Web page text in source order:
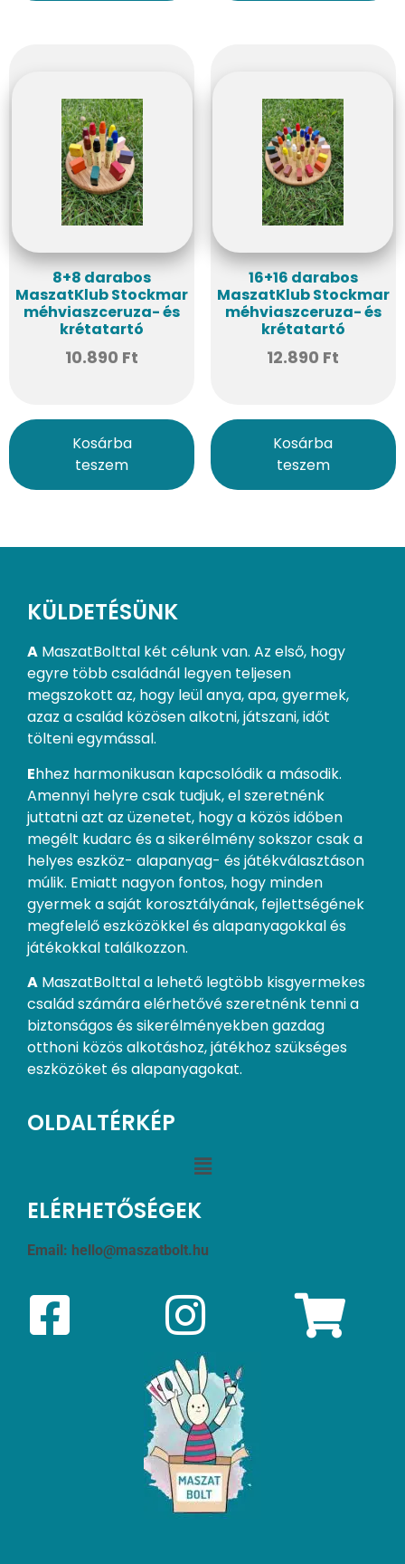
8+8 darabos
MaszatKlub Stockmar
méhviaszceruza- és
krétatartó
10.890 Ft
Kosárba
teszem
16+16 darabos
MaszatKlub Stockmar
méhviaszceruza- és
krétatartó
12.890 Ft
Kosárba
teszem
KÜLDETÉSÜNK
A MaszatBolttal két célunk van. Az első, hogy
egyre több családnál legyen teljesen
megszokott az, hogy leül anya, apa, gyermek,
azaz a család közösen alkotni, játszani, időt
tölteni egymással.
Ehhez harmonikusan kapcsolódik a második.
Amennyi helyre csak tudjuk, el szeretnénk
juttatni azt az üzenetet, hogy a közös időben
megélt kudarc és a sikerélmény sokszor csak a
helyes eszköz- alapanyag- és játékválasztáson
múlik. Emiatt nagyon fontos, hogy minden
gyermek a saját korosztályának, fejlettségének
megfelelő eszközökkel és alapanyagokkal és
játékokkal találkozzon.
A MaszatBolttal a lehető legtöbb kisgyermekes
család számára elérhetővé szeretnénk tenni a
biztonságos és sikerélményekben gazdag
otthoni közös alkotáshoz, játékhoz szükséges
eszközöket és alapanyagokat.
OLDALTÉRKÉP
ELÉRHETŐSÉGEK
Email: hello@maszatbolt.hu